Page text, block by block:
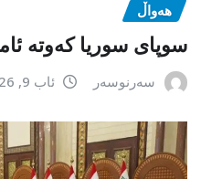
هەواڵ
سوپای سوریا کەوتە
سەرنوسەر ئاب 9, 2026